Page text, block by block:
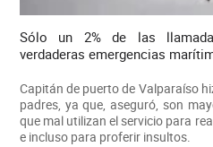
Sólo un 2% de las
verdaderas emergencias
Capitán de puerto de Valparaíso
padres, ya que, aseguró, son
que mal utilizan el servicio para
e incluso para proferir insultos.